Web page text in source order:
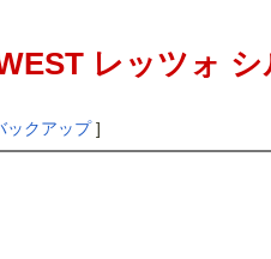
レッツォ シ
ックアップ]